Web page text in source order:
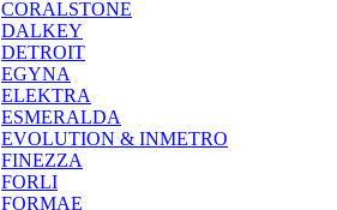
CORALSTONE
DALKEY
DETROIT
EGYNA
ELEKTRA
ESMERALDA
EVOLUTION & INMETRO
FINEZZA
FORLI
FORMAE